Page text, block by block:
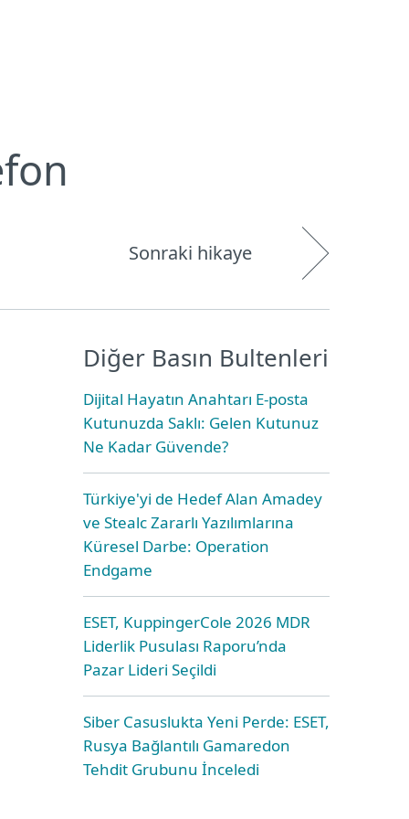
Sonraki hikaye
Diğer Basın Bultenleri
Dijital Hayatın Anahtarı E-posta
Kutunuzda Saklı: Gelen Kutunuz
Ne Kadar Güvende?
Türkiye'yi de Hedef Alan Amadey
ve Stealc Zararlı Yazılımlarına
Küresel Darbe: Operation
Endgame
ESET, KuppingerCole 2026 MDR
Liderlik Pusulası Raporu’nda
Pazar Lideri Seçildi
Siber Casuslukta Yeni Perde: ESET,
Rusya Bağlantılı Gamaredon
Tehdit Grubunu İnceledi